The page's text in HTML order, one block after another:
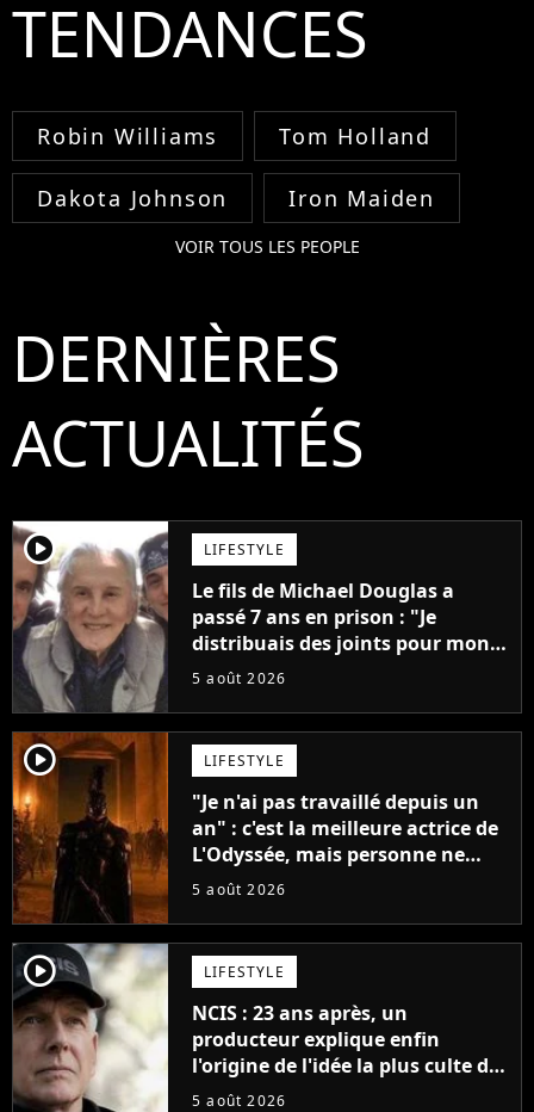
TENDANCES
Robin Williams Tom Holland
Dakota Johnson Iron Maiden
VOIR TOUS LES PEOPLE
DERNIÈRES
ACTUALITÉS
player2 LIFESTYLE
Le fils de Michael Douglas a
passé 7 ans en prison : "Je
distribuais des joints pour mon
père"
5 août 2026
player2 LIFESTYLE
"Je n'ai pas travaillé depuis un
an" : c'est la meilleure actrice de
L'Odyssée, mais personne ne
veut lui donner de rôle au
5 août 2026
player2 LIFESTYLE
NCIS : 23 ans après, un
producteur explique enfin
l'origine de l'idée la plus culte de
la série (et on ne parle pas du
5 août 2026